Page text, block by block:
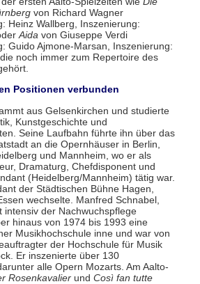
von Richard Wagner
Heinz Wallberg, Inszenierung:
Aida von Giuseppe Verdi
Guido Ajmone-Marsan, Inszenierung:
noch immer zum Repertoire des
Positionen verbunden
aus Gelsenkirchen und studierte
Kunstgeschichte und
Seine Laufbahn führte ihn über das
an die Opernhäuser in Berlin,
und Mannheim, wo er als
Dramaturg, Chefdisponent und
(Heidelberg/Mannheim) tätig war.
der Städtischen Bühne Hagen,
wechselte. Manfred Schnabel,
intensiv der Nachwuchspflege
hinaus von 1974 bis 1993 eine
Musikhochschule inne und war von
der Hochschule für Musik
Er inszenierte über 130
alle Opern Mozarts. Am Aalto-
Rosenkavalierund Così fan tutte